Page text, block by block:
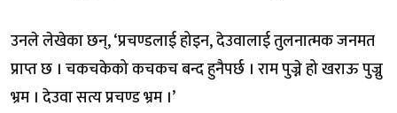
उनले लेखेका छन्, ‘प्रचण्डलाई होइन, देउवालाई तुलनात्मक जनमत
प्राप्त छ । चकचकेको कचकच बन्द हुनैपर्छ । राम पुज्ने हो खराऊ पुज्नु
भ्रम । देउवा सत्य प्रचण्ड भ्रम ।’